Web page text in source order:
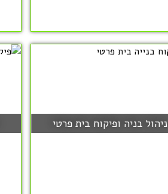
ניהול בניה ופיקוח בית פרטי